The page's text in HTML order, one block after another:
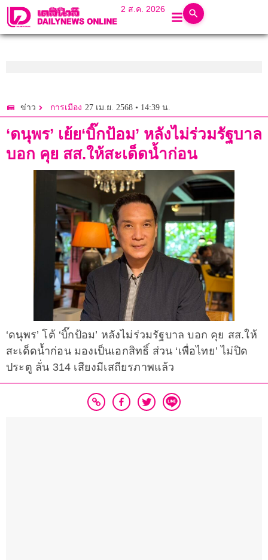
2 ส.ค. 2026
ข่าว การเมือง 27 เม.ย. 2568 • 14:39 น.
‘ดนุพร’ เย้ย‘บิ๊กป้อม’ หลังไม่ร่วมรัฐบาล
บอก คุย สส.ให้สะเด็ดน้ำก่อน
‘ดนุพร’ โต้ ‘บิ๊กป้อม’ หลังไม่ร่วมรัฐบาล บอก คุย สส.ให้
สะเด็ดน้ำก่อน มองเป็นเอกสิทธิ์ ส่วน ‘เพื่อไทย’ ไม่ปิด
ประตู ลั่น 314 เสียงมีเสถียรภาพแล้ว